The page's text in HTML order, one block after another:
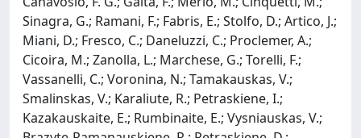
Sinagra, G.; Ramani, F.; Fabris, E.; Stolfo, D.; Artico, J.;
Miani, D.; Fresco, C.; Daneluzzi, C.; Proclemer, A.;
Cicoira, M.; Zanolla, L.; Marchese, G.; Torelli, F.;
Vassanelli, C.; Voronina, N.; Tamakauskas, V.;
Smalinskas, V.; Karaliute, R.; Petraskiene, I.;
Kazakauskaite, E.; Rumbinaite, E.; Vysniauskas, V.;